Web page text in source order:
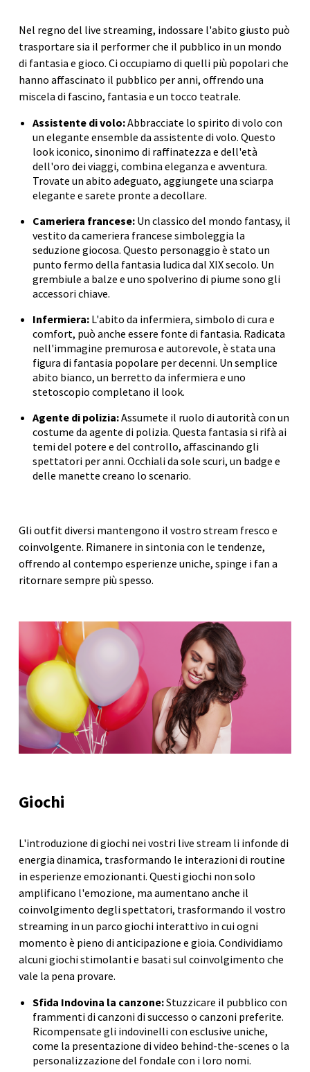
Nel regno del live streaming, indossare l'abito giusto può
trasportare sia il performer che il pubblico in un mondo
di fantasia e gioco. Ci occupiamo di quelli più popolari che
hanno affascinato il pubblico per anni, offrendo una
miscela di fascino, fantasia e un tocco teatrale.
Assistente di volo:Abbracciate lo spirito di volo con
un elegante ensemble da assistente di volo. Questo
look iconico, sinonimo di raffinatezza e dell'età
dell'oro dei viaggi, combina eleganza e avventura.
Trovate un abito adeguato, aggiungete una sciarpa
elegante e sarete pronte a decollare.
Cameriera francese: Un classico del mondo fantasy, il
vestito da cameriera francese simboleggia la
seduzione giocosa. Questo personaggio è stato un
punto fermo della fantasia ludica dal XIX secolo. Un
grembiule a balze e uno spolverino di piume sono gli
accessori chiave.
Infermiera: L'abito da infermiera, simbolo di cura e
comfort, può anche essere fonte di fantasia. Radicata
nell'immagine premurosa e autorevole, è stata una
figura di fantasia popolare per decenni. Un semplice
abito bianco, un berretto da infermiera e uno
stetoscopio completano il look.
Agente di polizia:Assumete il ruolo di autorità con un
costume da agente di polizia. Questa fantasia si rifà ai
temi del potere e del controllo, affascinando gli
spettatori per anni. Occhiali da sole scuri, un badge e
delle manette creano lo scenario.
Gli outfit diversi mantengono il vostro stream fresco e
coinvolgente. Rimanere in sintonia con le tendenze,
offrendo al contempo esperienze uniche, spinge i fan a
ritornare sempre più spesso.
Giochi
L'introduzione di giochi nei vostri live stream li infonde di
energia dinamica, trasformando le interazioni di routine
in esperienze emozionanti. Questi giochi non solo
amplificano l'emozione, ma aumentano anche il
coinvolgimento degli spettatori, trasformando il vostro
streaming in un parco giochi interattivo in cui ogni
momento è pieno di anticipazione e gioia. Condividiamo
alcuni giochi stimolanti e basati sul coinvolgimento che
vale la pena provare.
Sfida Indovina la canzone:Stuzzicare il pubblico con
frammenti di canzoni di successo o canzoni preferite.
Ricompensate gli indovinelli con esclusive uniche,
come la presentazione di video behind-the-scenes o la
personalizzazione del fondale con i loro nomi.